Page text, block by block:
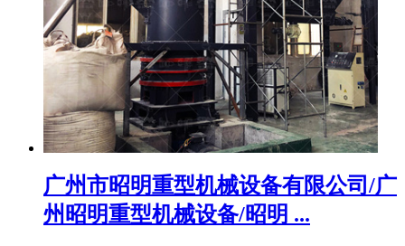
广州市昭明重型机械设备有限公司/广
州昭明重型机械设备/昭明 ...